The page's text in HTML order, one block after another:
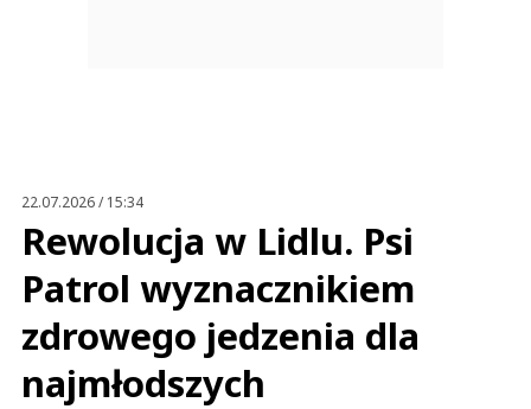
22.07.2026 / 15:34
Rewolucja w Lidlu. Psi
Patrol wyznacznikiem
zdrowego jedzenia dla
najmłodszych